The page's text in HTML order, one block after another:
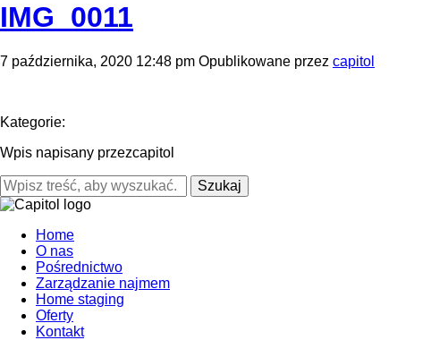
IMG_0011
7 października, 2020 12:48 pm Opublikowane przez capitol
Kategorie:
Wpis napisany przezcapitol
Szukaj
Home
O nas
Pośrednictwo
Zarządzanie najmem
Home staging
Oferty
Kontakt